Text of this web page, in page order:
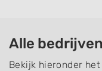
Alle
Bekijk hieronder